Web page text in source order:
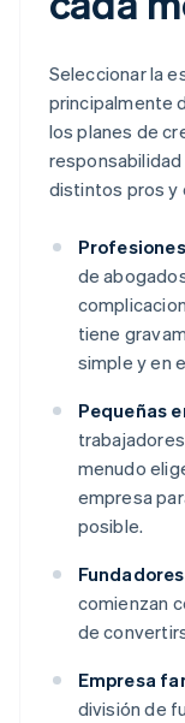
Seleccionar la
principalmente
los planes de
distintos pros y
de
tiene
simple y en
Pequeñas
menudo
empresa
posible.
comienzan
de
Empresa
división de